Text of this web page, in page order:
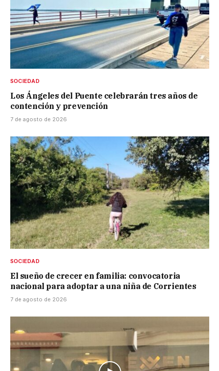
SOCIEDAD
Los Ángeles del Puente celebrarán tres años de
contención y prevención
7 de agosto de 2026
SOCIEDAD
El sueño de crecer en familia: convocatoria
nacional para adoptar a una niña de Corrientes
7 de agosto de 2026